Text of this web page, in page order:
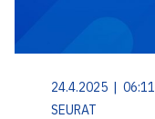
24.4.2025 | 06:11
SEURAT